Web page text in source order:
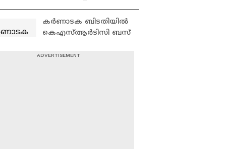
സർവീസസ് | Indian
കർണാടക ബിടതിയിൽ
കെഎസ്ആർടിസി ബസ്
അപകടം;